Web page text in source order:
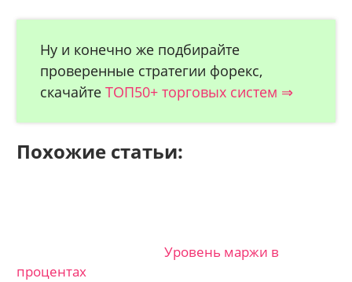
Ну и конечно же подбирайте
проверенные стратегии форекс,
скачайтеТОП50+ торговых систем ⇒
Похожие статьи:
Уровень маржи в
процентах